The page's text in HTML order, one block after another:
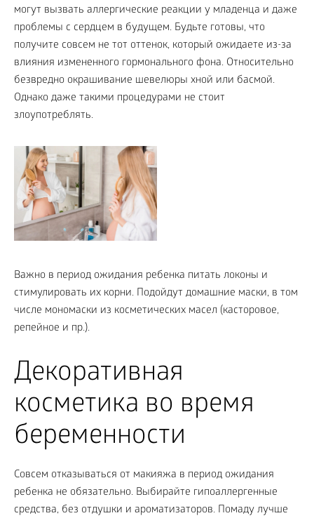
могут вызвать аллергические реакции у младенца и даже
проблемы с сердцем в будущем. Будьте готовы, что
получите совсем не тот оттенок, который ожидаете из-за
влияния измененного гормонального фона. Относительно
безвредно окрашивание шевелюры хной или басмой.
Однако даже такими процедурами не стоит
злоупотреблять.
Важно в период ожидания ребенка питать локоны и
стимулировать их корни. Подойдут домашние маски, в том
числе мономаски из косметических масел (касторовое,
репейное и пр.).
Декоративная
косметика во время
беременности
Совсем отказываться от макияжа в период ожидания
ребенка не обязательно. Выбирайте гипоаллергенные
средства, без отдушки и ароматизаторов. Помаду лучше